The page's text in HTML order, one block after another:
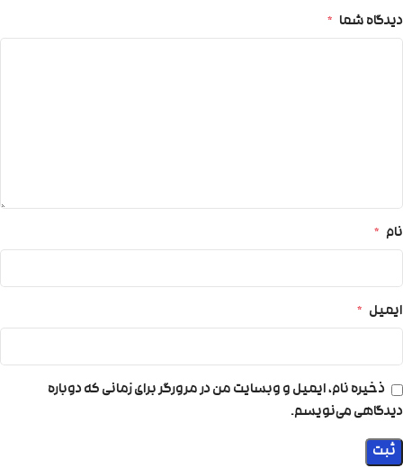
دیدگاه شما *
نام *
ایمیل *
ذخیره نام، ایمیل و وبسایت من در مرورگر برای زمانی که دوباره
دیدگاهی می‌نویسم.